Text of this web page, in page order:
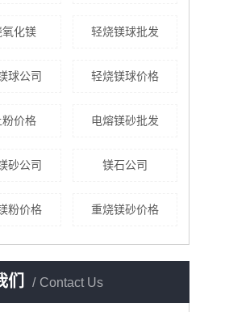
氧化镁 轻烧镁球批发
球公司 轻烧镁球价格
粉价格 电熔镁砂批发
砂公司 镁石公司
粉价格 重烧镁砂价格
们 Contact Us